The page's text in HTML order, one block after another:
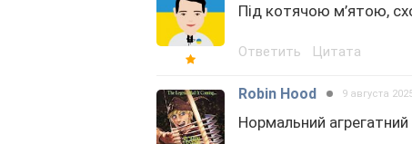
Під котячою м’ятою,
Ответить Цитата
Robin Hood 9 августа
Нормальний